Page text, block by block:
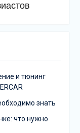
и тюнинг
знать
что нужно